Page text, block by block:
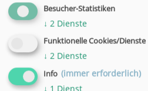
VHS Geschäftsstelle in
Wilhelmshäuser Straße 90,
Tel. +49 5541 9548360,
» weitere Informationen
Besucher-Statistiken
↓ 2 Dienste
Funktionelle Cookies/Dienste
↓ 2 Dienste
Info (immer erforderlich)
↓ 1 Dienst